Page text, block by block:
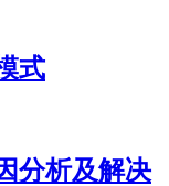
式
分析及解决